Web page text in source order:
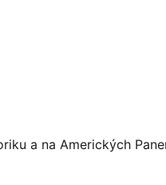
a na Amerických